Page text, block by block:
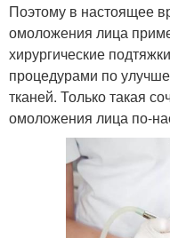
Поэтому в настоящее
омоложения лица
хирургические
процедурами по
тканей. Только такая
омоложения лица по-